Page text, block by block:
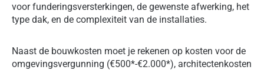
voor funderingsversterkingen, de gewenste afwerking, het
type dak, en de complexiteit van de installaties.
Naast de bouwkosten moet je rekenen op kosten voor de
omgevingsvergunning (€500*-€2.000*), architectenkosten